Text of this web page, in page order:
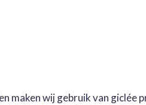
maken wij gebruik van